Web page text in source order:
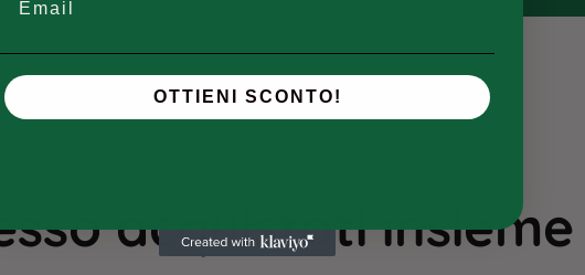
acquistati insieme
OTTIENI SCONTO!